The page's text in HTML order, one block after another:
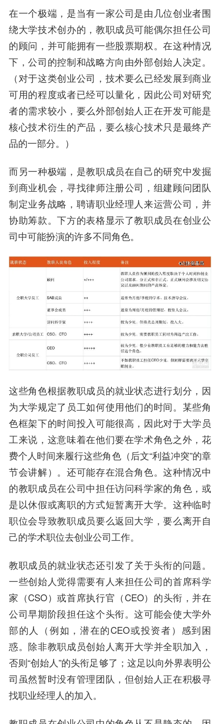
在一个极端，是当有一家公司是由几位创业者围
绕大学技术创办的，教职成员可能偶尔担任公司
的顾问，并可能拥有一些股票期权。在这种情况
下，公司的控制和战略方向由外部创始人决定。
（对于这类创业公司，技术要么已经发展到商业
可用的程度或者已经可以量化，因此公司对研究
者的需求较小，要么外部创始人正在开发可能是
核心技术衍生的产品，要么核心技术只是最终产
品的一部分。）
而另一种极端，是教职成员在自己的研究中发掘
到商业机会，寻找律师注册公司，组建顾问团队
制定业务战略，聘请职业经理人来运营公司，并
协助筹款。下方的表格显示了教职成员在创业公
司中可能扮演的许多不同角色。
这些角色根据教职成员的就业状态进行划分，因
为大学规定了员工如何使用他们的时间。某些角
色框架下的时间投入可能很高，因此对于大学员
工来说，这意味着在他们要在学术角色之外，花
费个人时间来履行这些角色（后文“利益冲突”的章
节会讲解）。还可能存在混合角色。这种情况中
的教职成员在公司中担任访问科学家的角色，或
是以休假或离职的方式短暂离开大学。这种临时
职位会导致教职成员要么返回大学，要么离开自
己的学术职位去创业公司工作。
教职成员的就业状态还引发了关于头衔的问题。
一些创始人觉得需要有人来担任公司的首席科学
家（CSO）或首席执行官（CEO）的头衔，并在
公司早期阶段担任这个头衔。这可能会使大学外
部的人（例如，潜在的CEO或投资者）感到困
惑。除非教职成员创始人离开大学并全职加入，
否则“创始人”的头衔足够了；这足以向外界表明公
司虽然暂时没有管理团队，但创始人正在积极寻
找职业经理人的加入。